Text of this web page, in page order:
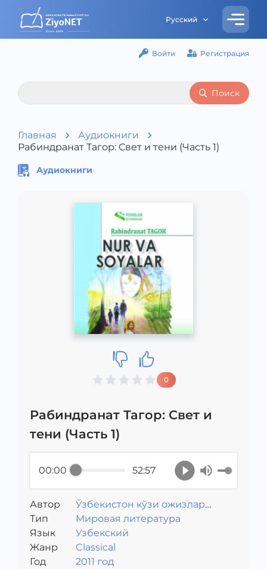
Русский
Войти Регистрация
Поиск
Главная
Аудиокниги
Рабиндранат Тагор: Свет и тени (Часть 1)
Аудиокниги
0
Рабиндранат Тагор: Свет и
тени (Часть 1)
00:00 52:57
Автор
Ўзбекистон кўзи ожизлар
жамияти
Тип
Мировая литература
Язык
Узбекский
Жанр
Classical
Год
2011 год